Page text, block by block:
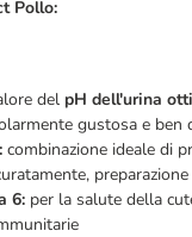
Pollo:
del pH dell'urina
gustosa e ben
combinazione ideale di
6: per la salute della